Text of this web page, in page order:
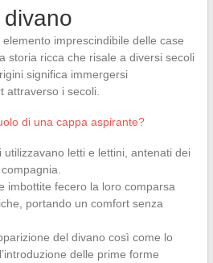
imprescindibile delle case
storia ricca che risale a diversi secoli
significa immergersi
attraverso i secoli.
di una cappa aspirante?
utilizzavano letti e lettini, antenati dei
imbottite fecero la loro comparsa
portando un comfort senza
del divano così come lo
delle prime forme